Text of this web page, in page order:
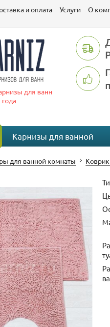
и оплата Услуги О
для ванн
Карнизы для ванной
для ванной комнаты